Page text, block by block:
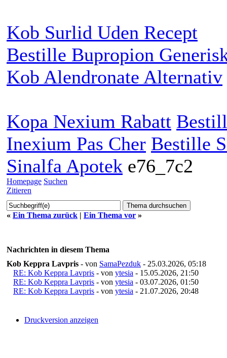
Kob Surlid Uden Recept
Bestille Bupropion
Kob Alendronate Alternativ
Kopa Nexium Rabatt
Inexium Pas Cher Bestille
Sinalfa Apotek e76_7c2
Homepage Suchen
Zitieren
« Ein Thema zurück | Ein Thema vor »
Nachrichten in diesem Thema
Kob Keppra Lavpris - von SamaPezduk - 25.03.2026, 05:18
RE: Kob Keppra Lavpris - von ytesia - 15.05.2026, 21:50
RE: Kob Keppra Lavpris - von ytesia - 03.07.2026, 01:50
RE: Kob Keppra Lavpris - von ytesia - 21.07.2026, 20:48
Druckversion anzeigen